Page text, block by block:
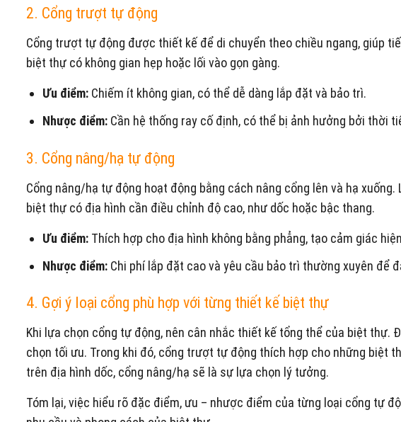
2. Cổng trượt tự động
Cổng trượt tự động được thiết kế để di chuyển theo chiều ngang, giúp
biệt thự có không gian hẹp hoặc lối vào gọn gàng.
Ưu điểm: Chiếm ít không gian, có thể dễ dàng lắp đặt và bảo trì.
Nhược điểm: Cần hệ thống ray cố định, có thể bị ảnh hưởng bởi thời
3. Cổng nâng/hạ tự động
Cổng nâng/hạ tự động hoạt động bằng cách nâng cổng lên và hạ
biệt thự có địa hình cần điều chỉnh độ cao, như dốc hoặc bậc thang.
Ưu điểm: Thích hợp cho địa hình không bằng phẳng, tạo cảm giác
Nhược điểm: Chi phí lắp đặt cao và yêu cầu bảo trì thường xuyên để
4. Gợi ý loại cổng phù hợp với từng thiết kế biệt thự
Khi lựa chọn cổng tự động, nên cân nhắc thiết kế tổng thể của biệt
chọn tối ưu. Trong khi đó, cổng trượt tự động thích hợp cho những biệt
trên địa hình dốc, cổng nâng/hạ sẽ là sự lựa chọn lý tưởng.
Tóm lại, việc hiểu rõ đặc điểm, ưu – nhược điểm của từng loại cổng tự